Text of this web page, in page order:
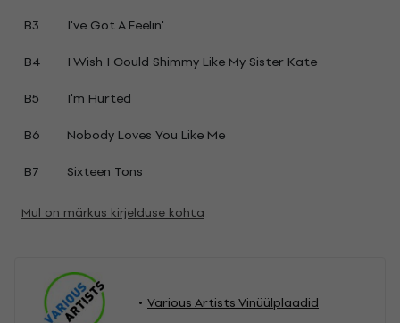
B3
I've Got A Feelin'
B4
I Wish I Could Shimmy Like My Sister Kate
B5
I'm Hurted
B6
Nobody Loves You Like Me
B7
Sixteen Tons
Mul on märkus kirjelduse kohta
Various Artists Vinüülplaadid